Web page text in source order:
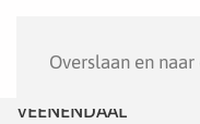
Overslaan en
VEENENDAAL